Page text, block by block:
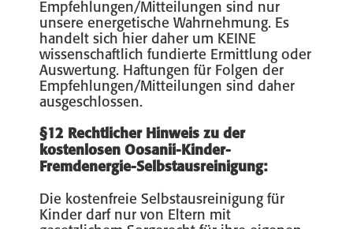
Empfehlungen/Mitteilungen sind nur
unsere energetische Wahrnehmung. Es
handelt sich hier daher um KEINE
wissenschaftlich fundierte Ermittlung oder
Auswertung. Haftungen für Folgen der
Empfehlungen/Mitteilungen sind daher
ausgeschlossen.
§12 Rechtlicher Hinweis zu der
kostenlosen Oosanii-Kinder-
Fremdenergie-Selbstausreinigung:
Die kostenfreie Selbstausreinigung für
Kinder darf nur von Eltern mit